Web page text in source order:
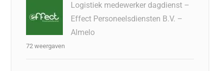
Logistiek medewerker dagdienst –
Effect Personeelsdiensten B.V. –
Almelo
72 weergaven